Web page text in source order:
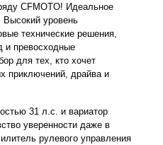
CFMOTO! Идеальное
Высокий уровень
технические решения,
и превосходные
для тех, кто хочет
приключений, драйва и
31 л.с. и вариатор
уверенности даже в
рулевого управления